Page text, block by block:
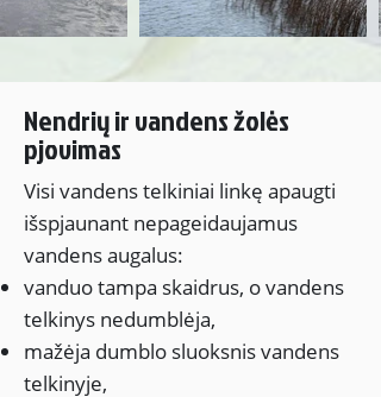
Nendrių ir vandens žolės
pjovimas
Visi vandens telkiniai linkę apaugti
išspjaunant nepageidaujamus
vandens augalus:
vanduo tampa skaidrus, o vandens
telkinys nedumblėja,
mažėja dumblo sluoksnis vandens
telkinyje,